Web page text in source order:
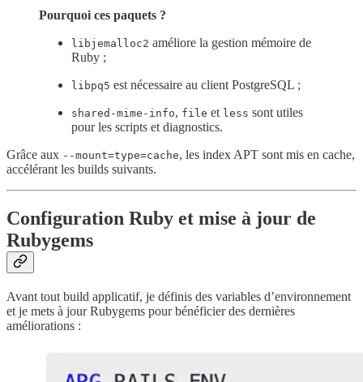
Pourquoi ces paquets ?
libjemalloc2 améliore la gestion mémoire de
Ruby ;
libpq5 est nécessaire au client PostgreSQL ;
shared-mime-info, file et less sont utiles
pour les scripts et diagnostics.
Grâce aux --mount=type=cache, les index APT sont mis en cache,
accélérant les builds suivants.
Configuration Ruby et mise à jour de
Rubygems
Avant tout build applicatif, je définis des variables d’environnement
et je mets à jour Rubygems pour bénéficier des dernières
améliorations :